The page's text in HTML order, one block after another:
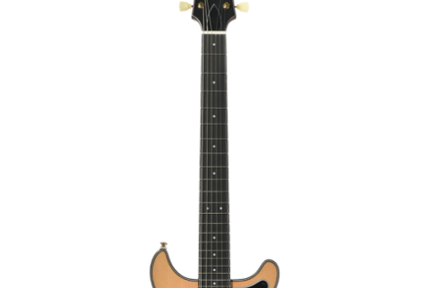
1 479,00 €1 550,00 €